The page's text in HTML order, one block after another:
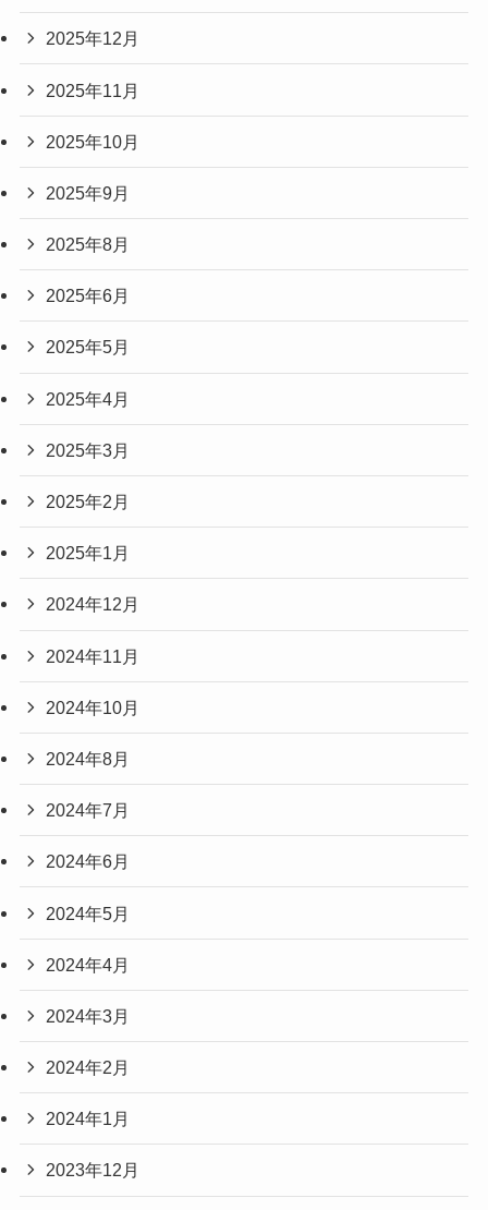
2025年12月
2025年11月
2025年10月
2025年9月
2025年8月
2025年6月
2025年5月
2025年4月
2025年3月
2025年2月
2025年1月
2024年12月
2024年11月
2024年10月
2024年8月
2024年7月
2024年6月
2024年5月
2024年4月
2024年3月
2024年2月
2024年1月
2023年12月